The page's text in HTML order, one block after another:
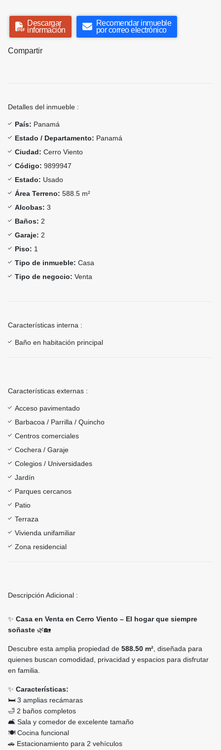
Descargar
información
Recomendar inmueble
por correo electrónico
Compartir
Detalles del inmueble :
País: Panamá
Estado / Departamento: Panamá
Ciudad: Cerro Viento
Código: 9899947
Estado: Usado
Área Terreno: 588.5 m²
Alcobas: 3
Baños: 2
Garaje: 2
Piso: 1
Tipo de inmueble: Casa
Tipo de negocio: Venta
Características interna :
Baño en habitación principal
Características externas :
Acceso pavimentado
Barbacoa / Parrilla / Quincho
Centros comerciales
Cochera / Garaje
Colegios / Universidades
Jardín
Parques cercanos
Patio
Terraza
Vivienda unifamiliar
Zona residencial
Descripción Adicional :
✨ Casa en Venta en Cerro Viento – El hogar que siempre
soñaste 🌿🏡
Descubre esta amplia propiedad de 588.50 m² , diseñada para
quienes buscan comodidad, privacidad y espacios para disfrutar
en familia.
✨ Características:
🛏️ 3 amplias recámaras
🛁 2 baños completos
🛋️ Sala y comedor de excelente tamaño
🍽️ Cocina funcional
🚗 Estacionamiento para 2 vehículos